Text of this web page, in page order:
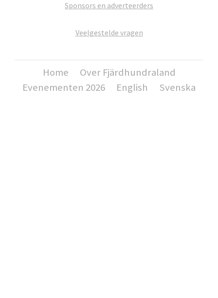
Sponsors en adverteerders
Veelgestelde vragen
Home
Over Fjärdhundraland
Evenementen 2026
English Svenska